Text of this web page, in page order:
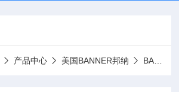
产品中心 美国BANNER邦纳 BANNER传感器